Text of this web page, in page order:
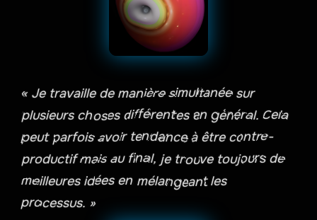
« Je travaille de manière simultanée sur
plusieurs choses différentes en général. Cela
peut parfois avoir tendance à être contre-
productif mais au final, je trouve toujours de
meilleures idées en mélangeant les
processus. »